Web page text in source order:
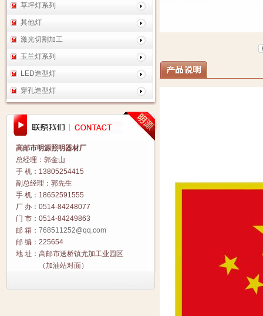
草坪灯系列
其他灯
激光切割加工
玉兰灯系列
LED造型灯
穿孔造型灯
高邮市明源照明器材厂
总经理：郭金山
手 机：13805254415
副总经理：郭先生
手 机：18652591555
厂 办：0514-84248077
门 市：0514-84249863
邮 箱： 768511252@qq.com
邮 编：225654
地 址：高邮市送桥镇尤加工业园区
（加油站对面）